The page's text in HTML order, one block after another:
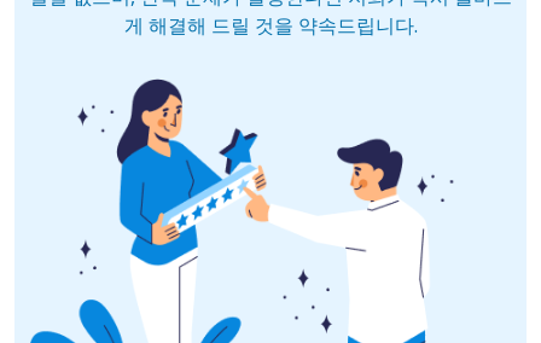
게 해결해 드릴 것을 약속드립니다.